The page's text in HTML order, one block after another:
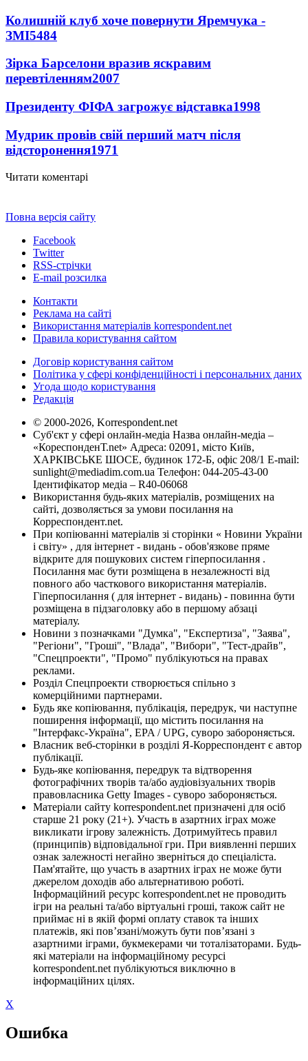
Колишній клуб хоче повернути Яремчука -
ЗМІ5484
Зірка Барселони вразив яскравим
перевтіленням2007
Президенту ФІФА загрожує відставка1998
Мудрик провів свій перший матч після
відсторонення1971
Читати коментарі
Повна версія сайту
Facebook
Twitter
RSS-стрічки
E-mail розсилка
Контакти
Реклама на сайті
Використання матеріалів korrespondent.net
Правила користування сайтом
Договір користування сайтом
Політика у сфері конфіденційності і персональних даних
Угода щодо користування
Редакція
© 2000-2026, Korrespondent.net
Суб'єкт у сфері онлайн-медіа Назва онлайн-медіа –
«КореспонденТ.net» Адреса: 02091, місто Київ,
ХАРКІВСЬКЕ ШОСЕ, будинок 172-Б, офіс 208/1 E-mail:
sunlight@mediadim.com.ua Телефон: 044-205-43-00
Ідентифікатор медіа – R40-06068
Використання будь-яких матеріалів, розміщених на
сайті, дозволяється за умови посилання на
Корреспондент.net.
При копіюванні матеріалів зі сторінки « Новини України
і світу» , для інтернет - видань - обов'язкове пряме
відкрите для пошукових систем гіперпосилання .
Посилання має бути розміщена в незалежності від
повного або часткового використання матеріалів.
Гіперпосилання ( для інтернет - видань) - повинна бути
розміщена в підзаголовку або в першому абзаці
матеріалу.
Новини з позначками "Думка", "Експертиза", "Заява",
"Регіони", "Гроші", "Влада", "Вибори", "Тест-драйв",
"Спецпроекти", "Промо" публікуються на правах
реклами.
Розділ Спецпроекти створюється спільно з
комерційними партнерами.
Будь яке копіювання, публікація, передрук, чи наступне
поширення інформації, що містить посилання на
"Інтерфакс-Україна", EPA / UPG, суворо забороняється.
Власник веб-сторінки в розділі Я-Корреспондент є автор
публікації.
Будь-яке копіювання, передрук та відтворення
фотографічних творів та/або аудіовізуальних творів
правовласника Getty Images - суворо забороняється.
Матеріали сайту korrespondent.net призначені для осіб
старше 21 року (21+). Участь в азартних іграх може
викликати ігрову залежність. Дотримуйтесь правил
(принципів) відповідальної гри. При виявленні перших
ознак залежності негайно зверніться до спеціаліста.
Пам'ятайте, що участь в азартних іграх не може бути
джерелом доходів або альтернативою роботі.
Інформаційний ресурс korrespondent.net не проводить
ігри на реальні та/або віртуальні гроші, також сайт не
приймає ні в якій формі оплату ставок та інших
платежів, які пов’язані/можуть бути пов’язані з
азартними іграми, букмекерами чи тоталізаторами. Будь-
які матеріали на інформаційному ресурсі
korrespondent.net публікуються виключно в
інформаційних цілях.
X
Ошибка